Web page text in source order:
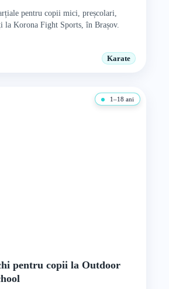
pentru copii mici, preșcolari,
la Korona Fight Sports, în Brașov.
Karate
1–18 ani
pentru copii la Outdoor